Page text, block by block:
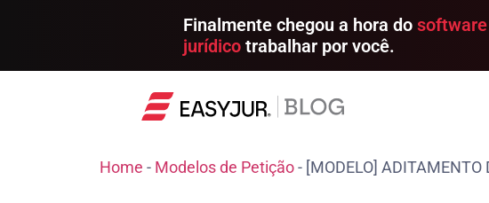
Finalmente chegou a hora dosoftware
jurídico trabalhar por você.
Home - Modelos de Petição- [MODELO]